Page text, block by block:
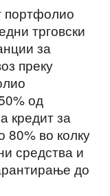
портфолио
трговски
за
преку
од
кредит за
80% во колку
средства и
до